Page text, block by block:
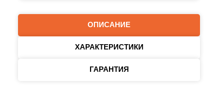
ОПИСАНИЕ
ХАРАКТЕРИСТИКИ
ГАРАНТИЯ